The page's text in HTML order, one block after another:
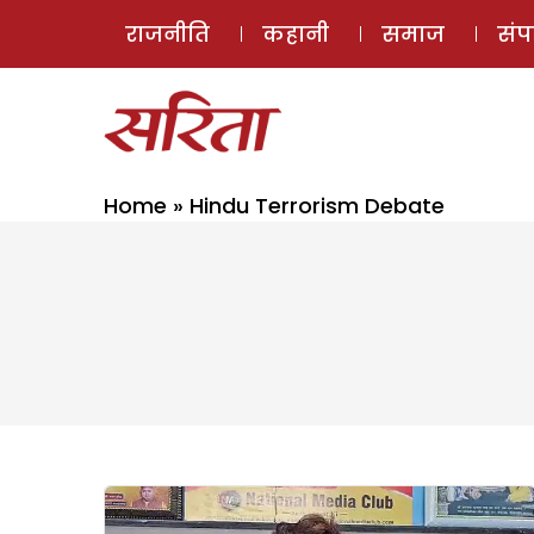
राजनीति कहानी समाज
Home » Hindu Terrorism Debate